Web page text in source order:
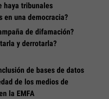
haya tribunales
en una democracia?
de difamación?
y derrotarla?
de bases de datos
de los medios de
la EMFA